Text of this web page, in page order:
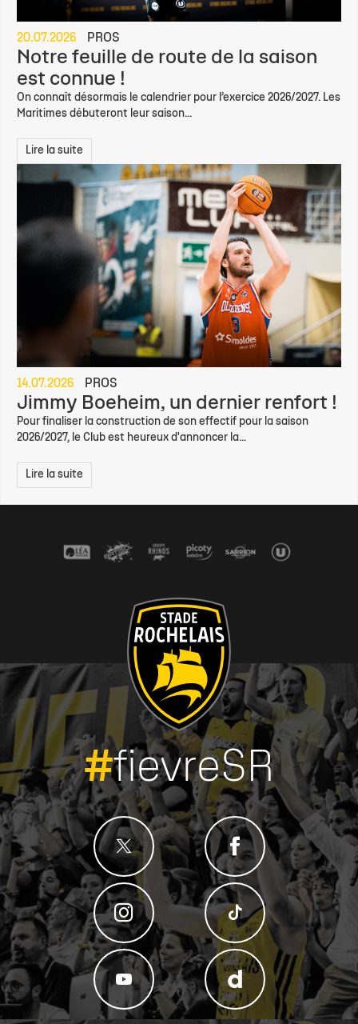
20.07.2026 PROS
Notre feuille de route de la saison
est connue !
On connaît désormais le calendrier pour l’exercice 2026/2027. Les
Maritimes débuteront leur saison...
Lire la suite
14.07.2026 PROS
Jimmy Boeheim, un dernier renfort !
Pour finaliser la construction de son effectif pour la saison
2026/2027, le Club est heureux d'annoncer la...
Lire la suite
#fievreSR